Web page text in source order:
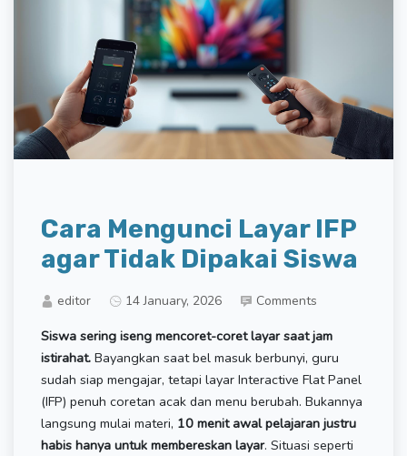
Cara Mengunci Layar IFP
agar Tidak Dipakai Siswa
editor 14 January, 2026 Comments
Siswa sering iseng mencoret-coret layar saat jam
istirahat. Bayangkan saat bel masuk berbunyi, guru
sudah siap mengajar, tetapi layar Interactive Flat Panel
(IFP) penuh coretan acak dan menu berubah. Bukannya
langsung mulai materi, 10 menit awal pelajaran justru
habis hanya untuk membereskan layar. Situasi seperti